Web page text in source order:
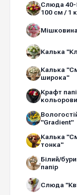
Слюда 40-
100 см / 1
Калька
Калька
широка"
Крафт
"Gradient"
Калька
тонка"
Білий/
папір
Слюда